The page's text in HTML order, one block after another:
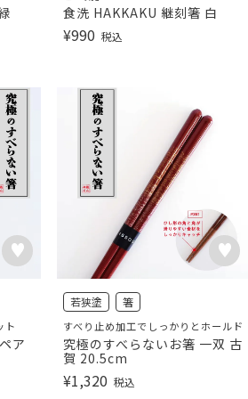
食洗 HAKKAKU 継刻箸 白
¥990 税込
ト
ア
若狭塗 箸
すべり止め加工でしっかりとホールド
究極のすべらないお箸 一双 古
賀 20.5cm
¥1,320 税込